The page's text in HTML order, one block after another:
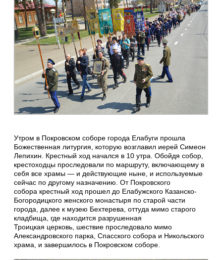
Утром в Покровском соборе города Елабуги прошла
Божественная литургия, которую возглавил иерей Симеон
Лепихин. Крестный ход начался в 10 утра. Обойдя собор,
крестоходцы проследовали по маршруту, включающему в
себя все храмы — и действующие ныне, и используемые
сейчас по другому назначению. От Покровского
собора крестный ход прошел до Елабужского Казанско-
Богородицкого женского монастыря по старой части
города, далее к музею Бехтерева, оттуда мимо старого
кладбища, где находится разрушенная
Троицкая церковь, шествие проследовало мимо
Александровского парка, Спасского собора и Никольского
храма, и завершилось в Покровском соборе.